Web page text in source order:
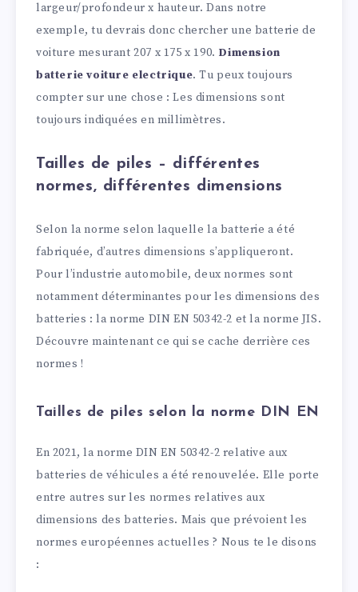
largeur/profondeur x hauteur. Dans notre
exemple, tu devrais donc chercher une batterie de
voiture mesurant 207 x 175 x 190. Dimension
batterie voiture electrique. Tu peux toujours
compter sur une chose : Les dimensions sont
toujours indiquées en millimètres.
Tailles de piles – différentes
normes, différentes dimensions
Selon la norme selon laquelle la batterie a été
fabriquée, d’autres dimensions s’appliqueront.
Pour l’industrie automobile, deux normes sont
notamment déterminantes pour les dimensions des
batteries : la norme DIN EN 50342-2 et la norme JIS.
Découvre maintenant ce qui se cache derrière ces
normes !
Tailles de piles selon la norme DIN EN
En 2021, la norme DIN EN 50342-2 relative aux
batteries de véhicules a été renouvelée. Elle porte
entre autres sur les normes relatives aux
dimensions des batteries. Mais que prévoient les
normes européennes actuelles ? Nous te le disons
: